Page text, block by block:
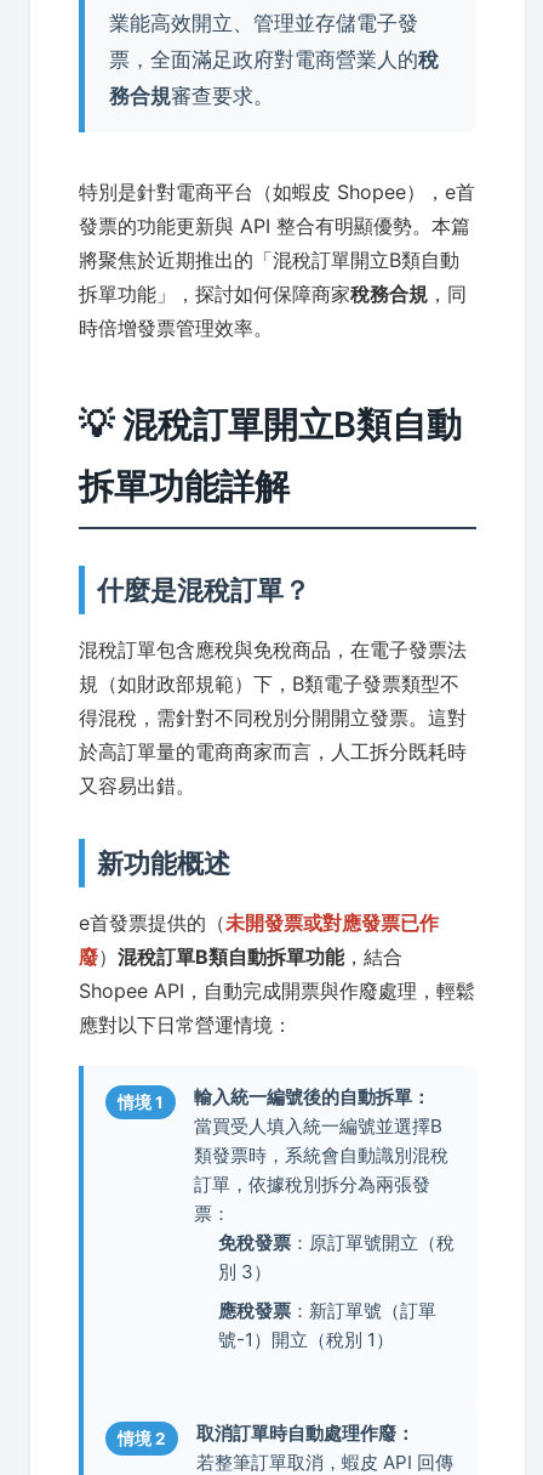
業能高效開立、管理並存儲電子發
票，全面滿足政府對電商營業人的稅
務合規審查要求。
特別是針對電商平台（如蝦皮 Shopee），e首
發票的功能更新與 API 整合有明顯優勢。本篇
將聚焦於近期推出的「混稅訂單開立B類自動
拆單功能」，探討如何保障商家稅務合規 ，同
時倍增發票管理效率。
💡 混稅訂單開立B類自動
拆單功能詳解
什麼是混稅訂單？
混稅訂單包含應稅與免稅商品，在電子發票法
規（如財政部規範）下，B類電子發票類型不
得混稅，需針對不同稅別分開開立發票。這對
於高訂單量的電商商家而言，人工拆分既耗時
又容易出錯。
新功能概述
e首發票提供的（未開發票或對應發票已作
廢） 混稅訂單B類自動拆單功能，結合
Shopee API，自動完成開票與作廢處理，輕鬆
應對以下日常營運情境：
情境 1
輸入統一編號後的自動拆單：
當買受人填入統一編號並選擇B
類發票時，系統會自動識別混稅
訂單，依據稅別拆分為兩張發
票：
免稅發票 ：原訂單號開立（稅
別 3）
應稅發票 ：新訂單號（訂單
號-1）開立（稅別 1）
情境 2
取消訂單時自動處理作廢：
若整筆訂單取消，蝦皮 API 回傳